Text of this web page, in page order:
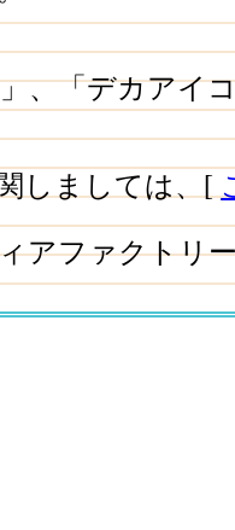
、「デカアイ
しましては、[
アファクトリ